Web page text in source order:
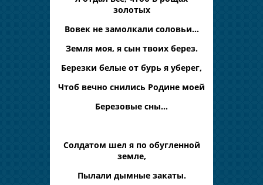
золотых
Вовек не замолкали соловьи…
Земля моя, я сын твоих берез.
Березки белые от бурь я уберег,
Чтоб вечно снились Родине моей
Березовые сны…
Солдатом шел я по обугленной
земле,
Пылали дымные закаты.